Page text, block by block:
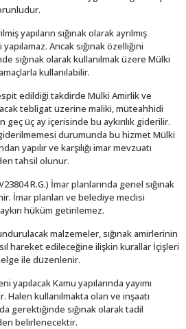
yapıların sığınak olarak ayrılmış
Ancak sığınak özelliğini
sığınak olarak kullanılmak üzere Mülki
kullanılabilir.
edildiği takdirde Mülki Amirlik ve
tebligat üzerine maliki, müteahhidi
üç ay içerisinde bu aykırılık giderilir.
giderilmemesi durumunda bu hizmet Mülki
yapılır ve karşılığı imar mevzuatı
tahsil olunur.
R.G.) İmar planlarında genel sığınak
İmar planları ve belediye meclisi
hüküm getirilemez.
malzemeler, sığınak amirlerinin
hareket edileceğine ilişkin kurallar İçişleri
ile düzenlenir.
yapılacak Kamu yapılarında yayımı
kullanılmakta olan ve inşaatı
gerektiğinde sığınak olarak tadil
belirlenecektir.